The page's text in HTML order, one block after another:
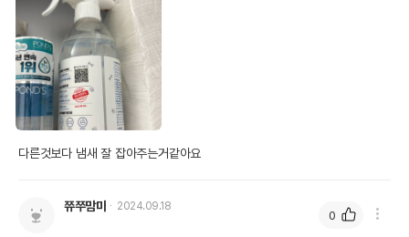
다른것보다 냄새 잘 잡아주는거같아요
쮸쭈맘마 2024.09.18
0